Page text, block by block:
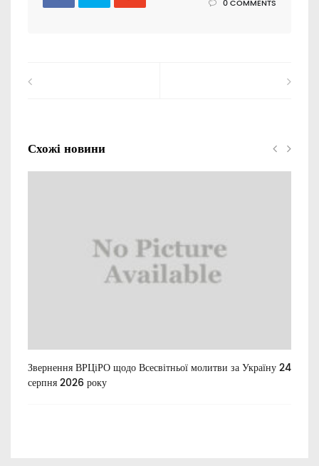
0 COMMENTS
Схожі новини
Звернення ВРЦіРО щодо Всесвітньої молитви за Україну 24
серпня 2026 року